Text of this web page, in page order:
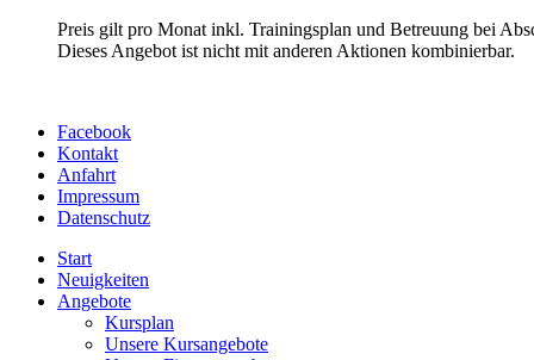
Preis gilt pro Monat inkl. Trainingsplan und Betreuung bei
Dieses Angebot ist nicht mit anderen Aktionen kombinierbar.
Facebook
Kontakt
Anfahrt
Impressum
Datenschutz
Start
Neuigkeiten
Angebote
Kursplan
Unsere Kursangebote